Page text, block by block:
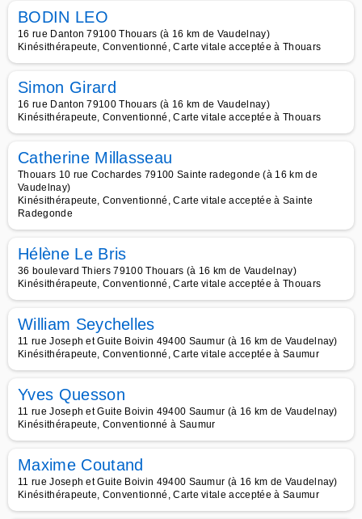
BODIN LEO
16 rue Danton 79100 Thouars (à 16 km de Vaudelnay)
Kinésithérapeute, Conventionné, Carte vitale acceptée à Thouars
Simon Girard
16 rue Danton 79100 Thouars (à 16 km de Vaudelnay)
Kinésithérapeute, Conventionné, Carte vitale acceptée à Thouars
Catherine Millasseau
Thouars 10 rue Cochardes 79100 Sainte radegonde (à 16 km de
Vaudelnay)
Kinésithérapeute, Conventionné, Carte vitale acceptée à Sainte
Radegonde
Hélène Le Bris
36 boulevard Thiers 79100 Thouars (à 16 km de Vaudelnay)
Kinésithérapeute, Conventionné, Carte vitale acceptée à Thouars
William Seychelles
11 rue Joseph et Guite Boivin 49400 Saumur (à 16 km de Vaudelnay)
Kinésithérapeute, Conventionné, Carte vitale acceptée à Saumur
Yves Quesson
11 rue Joseph et Guite Boivin 49400 Saumur (à 16 km de Vaudelnay)
Kinésithérapeute, Conventionné à Saumur
Maxime Coutand
11 rue Joseph et Guite Boivin 49400 Saumur (à 16 km de Vaudelnay)
Kinésithérapeute, Conventionné, Carte vitale acceptée à Saumur